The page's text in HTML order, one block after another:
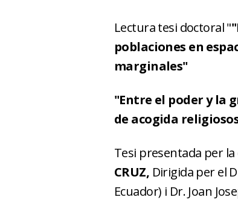
Lectura tesi doctoral "
poblaciones en
marginales"
"Entre el poder y la
de acogida
Tesi presentada per
CRUZ, Dirigida per el
Ecuador) i Dr. Joan